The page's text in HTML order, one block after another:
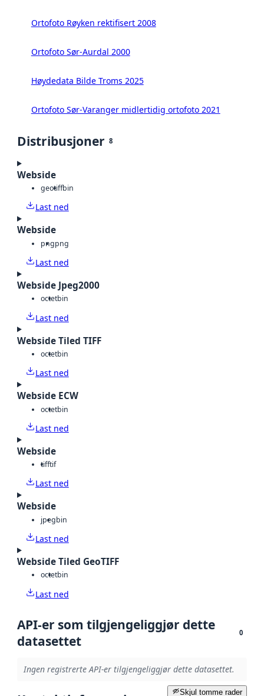
Ortofoto Røyken rektifisert 2008
Ortofoto Sør-Aurdal 2000
Høydedata Bilde Troms 2025
Ortofoto Sør-Varanger midlertidig ortofoto 2021
Distribusjoner 8
Webside
geotiffbin
Last ned
Webside
pngpng
Last ned
Webside Jpeg2000
octetbin
Last ned
Webside Tiled TIFF
octetbin
Last ned
Webside ECW
octetbin
Last ned
Webside
tifftif
Last ned
Webside
jpegbin
Last ned
Webside Tiled GeoTIFF
octetbin
Last ned
API-er som tilgjengeliggjør dette
datasettet
0
Ingen registrerte API-er tilgjengeliggjør dette datasettet.
Skjul tomme rader